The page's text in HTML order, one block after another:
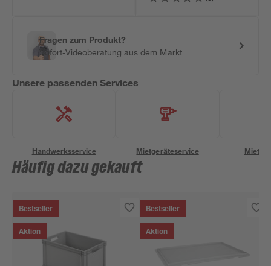
Fragen zum Produkt?
Sofort-Videoberatung aus dem Markt
Unsere passenden Services
Handwerksservice Mietgeräteservice
Häufig dazu gekauft
Bestseller
Aktion
Bestseller
Aktion